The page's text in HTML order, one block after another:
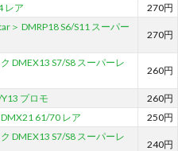
レア 270円
＞ DMRP18 S6/S11 スーパー
270円
DMEX13 S7/S8 スーパーレ
260円
プロモ
260円
61/70 レア 250円
DMEX13 S7/S8 スーパーレ
240円